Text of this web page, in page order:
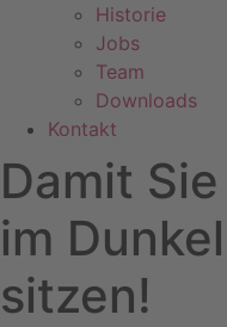
Historie
Jobs
Team
Downloads
Kontakt
Damit
im
sitzen!